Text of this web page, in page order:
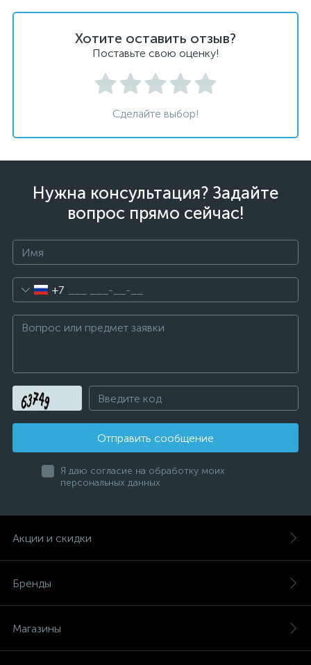
Хотите оставить отзыв?
Поставьте свою оценку!
Сделайте выбор!
Нужна консультация? Задайте
вопрос прямо сейчас!
+7
Отправить сообщение
Я даю согласие на обработку моих
персональных данных
Акции и скидки
Бренды
Магазины